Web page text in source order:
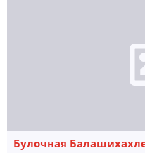
Булочная